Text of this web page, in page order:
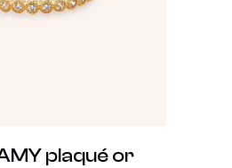
plaqué or